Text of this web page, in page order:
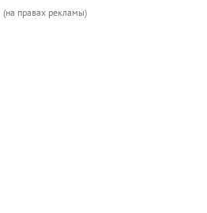
(на правах рекламы)